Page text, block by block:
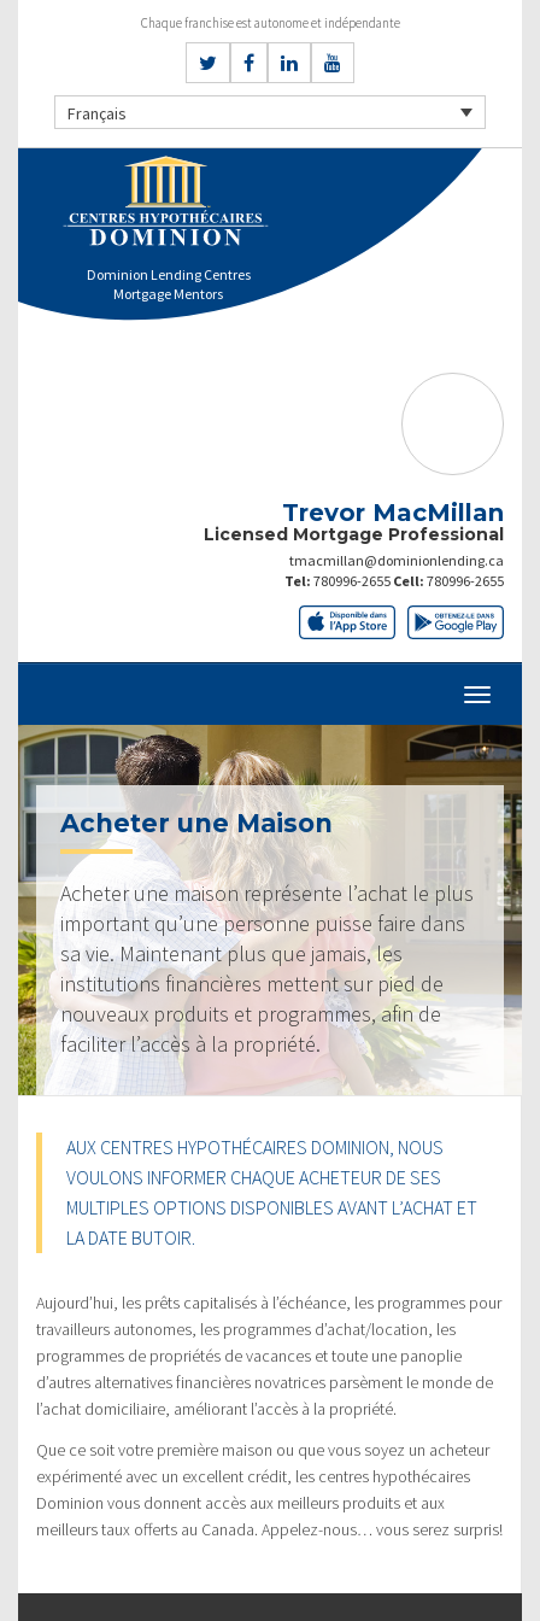
Chaque franchise est autonome et indépendante
Français
Dominion Lending Centres
Mortgage Mentors
Trevor MacMillan
Licensed Mortgage Professional
tmacmillan@dominionlending.ca
Tel: 780996-2655 Cell: 780996-2655
Acheter une Maison
Acheter une maison représente l’achat le plus
important qu’une personne puisse faire dans
sa vie. Maintenant plus que jamais, les
institutions financières mettent sur pied de
nouveaux produits et programmes, afin de
faciliter l’accès à la propriété.
AUX CENTRES HYPOTHÉCAIRES DOMINION, NOUS
VOULONS INFORMER CHAQUE ACHETEUR DE SES
MULTIPLES OPTIONS DISPONIBLES AVANT L’ACHAT ET
LA DATE BUTOIR.
Aujourd’hui, les prêts capitalisés à l’échéance, les programmes pour
travailleurs autonomes, les programmes d’achat/location, les
programmes de propriétés de vacances et toute une panoplie
d’autres alternatives financières novatrices parsèment le monde de
l’achat domiciliaire, améliorant l’accès à la propriété.
Que ce soit votre première maison ou que vous soyez un acheteur
expérimenté avec un excellent crédit, les centres hypothécaires
Dominion vous donnent accès aux meilleurs produits et aux
meilleurs taux offerts au Canada. Appelez-nous… vous serez surpris!